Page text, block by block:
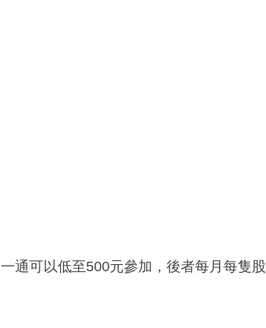
通可以低至500元參加，後者每月每隻股